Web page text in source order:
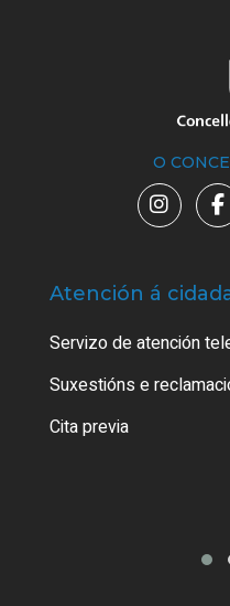
O
Atención á
Servizo de atención
Suxestións e
Cita previa